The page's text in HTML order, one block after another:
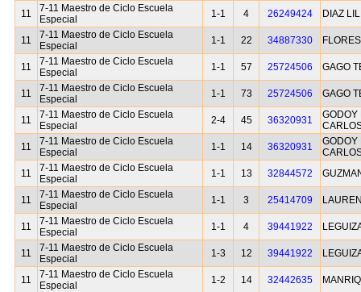
11
7-11 Maestro de Ciclo Escuela
Especial
1-1 4 26249424 DIAZ
11
7-11 Maestro de Ciclo Escuela
Especial
1-1 22 34887330
11
7-11 Maestro de Ciclo Escuela
Especial
1-1 57 25724506 GAGO
11
7-11 Maestro de Ciclo Escuela
Especial
1-1 73 25724506 GAGO
11
7-11 Maestro de Ciclo Escuela
Especial
2-4 45 36320931
GODOY
11
7-11 Maestro de Ciclo Escuela
Especial
1-1 14 36320931
GODOY
11
7-11 Maestro de Ciclo Escuela
Especial
1-1 13 32844572
11
7-11 Maestro de Ciclo Escuela
Especial
1-1 3 25414709
11
7-11 Maestro de Ciclo Escuela
Especial
1-1 4 39441922
11
7-11 Maestro de Ciclo Escuela
Especial
1-3 12 39441922
11
7-11 Maestro de Ciclo Escuela
Especial
1-2 14 32442635